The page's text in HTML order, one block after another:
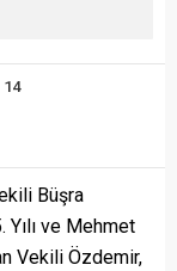
14
Büşra
Yılı ve Mehmet
Vekili Özdemir,